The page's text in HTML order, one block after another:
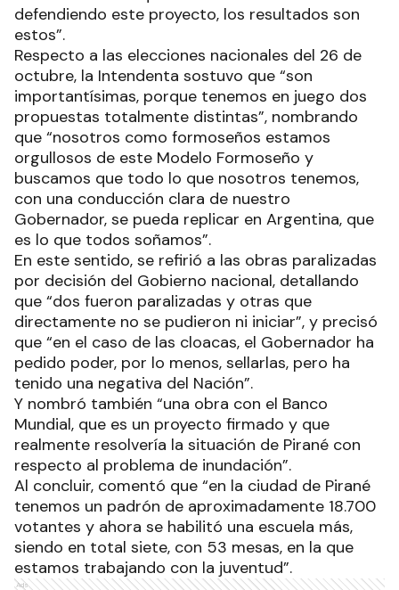
defendiendo este proyecto, los resultados son
estos”.
Respecto a las elecciones nacionales del 26 de
octubre, la Intendenta sostuvo que “son
importantísimas, porque tenemos en juego dos
propuestas totalmente distintas”, nombrando
que “nosotros como formoseños estamos
orgullosos de este Modelo Formoseño y
buscamos que todo lo que nosotros tenemos,
con una conducción clara de nuestro
Gobernador, se pueda replicar en Argentina, que
es lo que todos soñamos”.
En este sentido, se refirió a las obras paralizadas
por decisión del Gobierno nacional, detallando
que “dos fueron paralizadas y otras que
directamente no se pudieron ni iniciar”, y precisó
que “en el caso de las cloacas, el Gobernador ha
pedido poder, por lo menos, sellarlas, pero ha
tenido una negativa del Nación”.
Y nombró también “una obra con el Banco
Mundial, que es un proyecto firmado y que
realmente resolvería la situación de Pirané con
respecto al problema de inundación”.
Al concluir, comentó que “en la ciudad de Pirané
tenemos un padrón de aproximadamente 18.700
votantes y ahora se habilitó una escuela más,
siendo en total siete, con 53 mesas, en la que
estamos trabajando con la juventud”.
Ads